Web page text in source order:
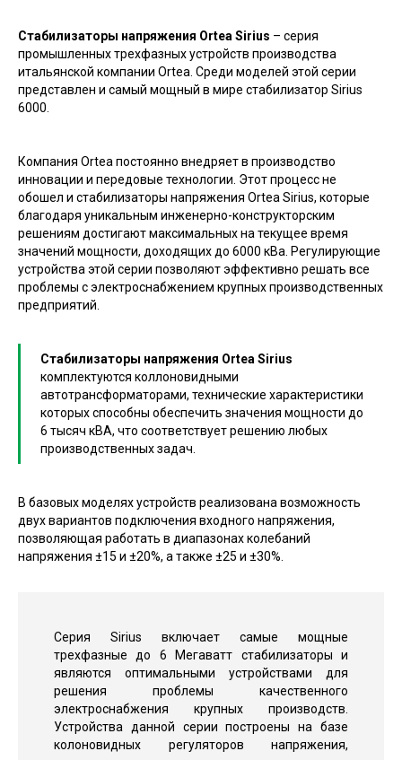
Стабилизаторы напряжения Ortea Sirius – серия
промышленных трехфазных устройств производства
итальянской компании Ortea. Среди моделей этой серии
представлен и самый мощный в мире стабилизатор Sirius
6000.
Компания Ortea постоянно внедряет в производство
инновации и передовые технологии. Этот процесс не
обошел и стабилизаторы напряжения Ortea Sirius, которые
благодаря уникальным инженерно-конструкторским
решениям достигают максимальных на текущее время
значений мощности, доходящих до 6000 кВа. Регулирующие
устройства этой серии позволяют эффективно решать все
проблемы с электроснабжением крупных производственных
предприятий.
Стабилизаторы напряжения Ortea Sirius
комплектуются коллоновидными
автотрансформаторами, технические характеристики
которых способны обеспечить значения мощности до
6 тысяч кВА, что соответствует решению любых
производственных задач.
В базовых моделях устройств реализована возможность
двух вариантов подключения входного напряжения,
позволяющая работать в диапазонах колебаний
напряжения ±15 и ±20%, а также ±25 и ±30%.
Серия Sirius включает самые мощные
трехфазные до 6 Мегаватт стабилизаторы и
являются оптимальными устройствами для
решения проблемы качественного
электроснабжения крупных производств.
Устройства данной серии построены на базе
колоновидных регуляторов напряжения,